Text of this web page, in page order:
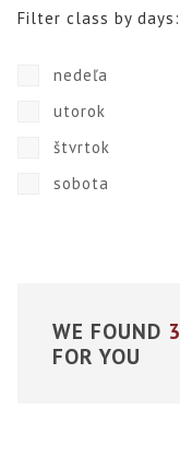
Filter class by days:
nedeľa
utorok
štvrtok
sobota
WE FOUND 3
FOR YOU